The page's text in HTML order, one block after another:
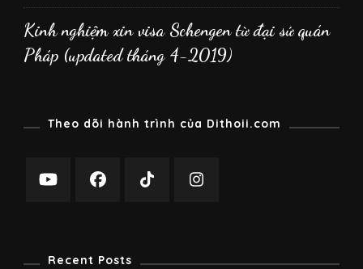
Kinh nghiệm xin visa Schengen từ đại sứ quán
Pháp (updated tháng 4-2019)
Theo dõi hành trình của Dithoii.com
Recent Posts